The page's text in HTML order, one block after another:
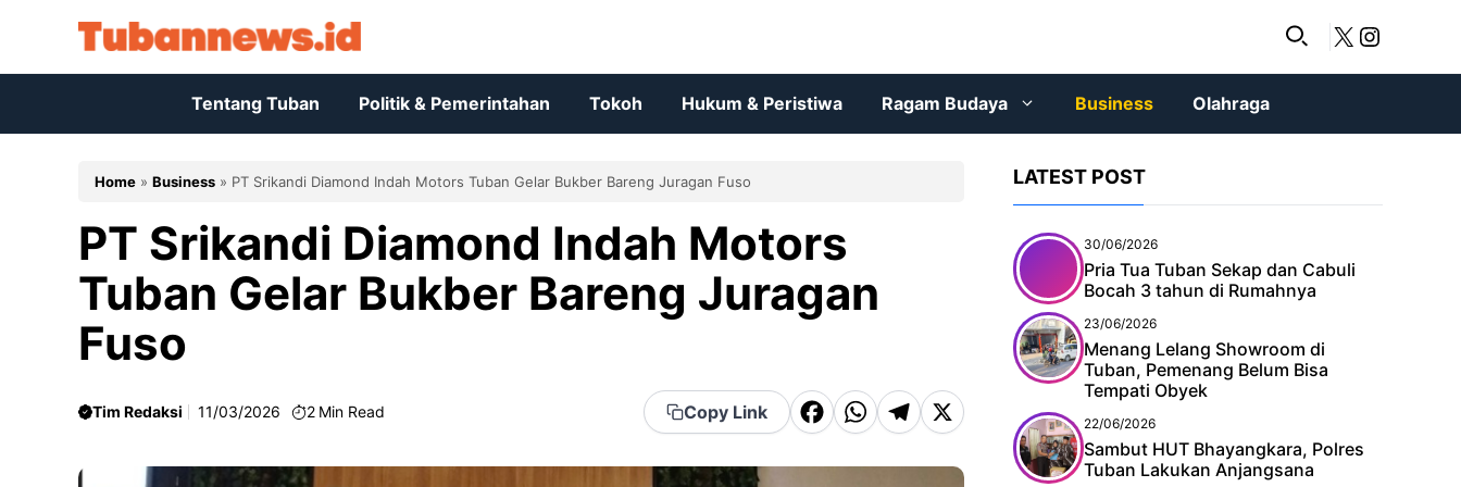
X
Tentang Tuban Politik & Pemerintahan Tokoh Hukum & Peristiwa Ragam Budaya Business Olahraga
Home » Business » PT Srikandi Diamond Indah Motors Tuban Gelar Bukber Bareng Juragan Fuso
PT Srikandi Diamond Indah Motors
Tuban Gelar Bukber Bareng Juragan
Fuso
Tim Redaksi 11/03/2026 2 Min Read Copy Link
F
a
W
h
T
el
X
LATEST POST
30/06/2026
Pria Tua Tuban Sekap dan Cabuli
Bocah 3 tahun di Rumahnya
23/06/2026
Menang Lelang Showroom di
Tuban, Pemenang Belum Bisa
Tempati Obyek
22/06/2026
Sambut HUT Bhayangkara, Polres
Tuban Lakukan Anjangsana